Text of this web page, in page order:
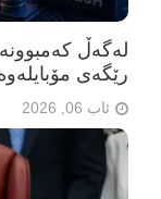
لەگەڵ
رێگەی مۆبایلەوە 50٪ کەمی
ئاب 06, 2026